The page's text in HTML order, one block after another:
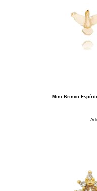
Mini Brinco